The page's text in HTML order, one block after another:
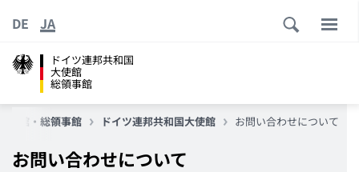
ドイツ連邦共和国
大使館
総領事館
DE JA
使館・総領事館 ドイツ連邦共和国大使館 お問い合わせについて
お問い合わせについて